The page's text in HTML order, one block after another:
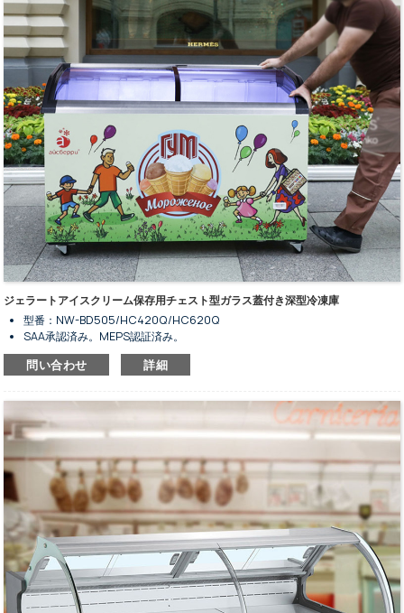
銅管式蒸発器およびファンアシスト式凝縮器。
ジェラートアイスクリーム保存用チェスト型ガラス蓋付き深型冷凍庫
型番：NW-BD505/HC420Q/HC620Q
SAA承認済み。MEPS認証済み。
冷凍食品の保存用。
温度範囲：≤-18℃。
フラットトップのソリッドフォーム製ドアデザイン。
R600a冷媒に対応（NW-BD505）。
R290冷媒に対応（NW-HC420Q/NW-HC620Q）。
コンプレッサーファン付き。
高性能かつ省エネルギー。
標準の白色は素晴らしい。
下部に車輪が付いているので、動きがスムーズです。
問い合わせ 詳細